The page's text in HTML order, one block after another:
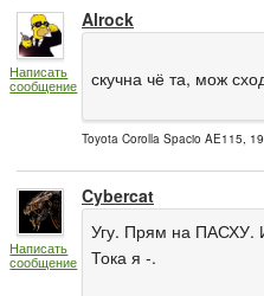
Написать
сообщение
Alrock
скучна чё та, мож
Toyota Corolla Spacio AE115,
Написать
сообщение
Cybercat
Угу. Прям на ПАСХУ.
Тока я -.